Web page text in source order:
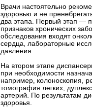
Врачи настоятельно
здоровью и не
два этапа. Первый этап —
признаков хронических
обследования входят
сердца, лабораторные
давления.
На втором этапе
при необходимости
например, колоноскопия,
томография легких,
артерий. По результатам
здоровья.